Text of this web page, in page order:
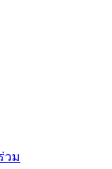
วม